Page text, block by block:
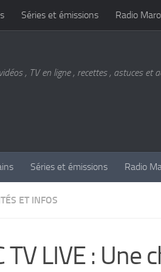
Séries et émissions Radio
, TV en ligne , recettes , astuces et
Séries et émissions Radio
ET INFOS
TV LIVE : Une